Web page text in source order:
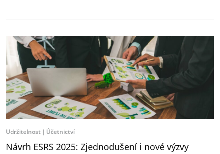
Udržitelnost Účetnictví
Návrh ESRS 2025: Zjednodušení i nové výzvy ‎